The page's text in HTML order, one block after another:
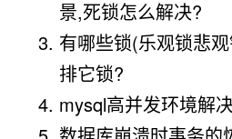
景,死锁怎么解决?
有哪些锁(乐观锁悲
排它锁?
mysql高并发环境解